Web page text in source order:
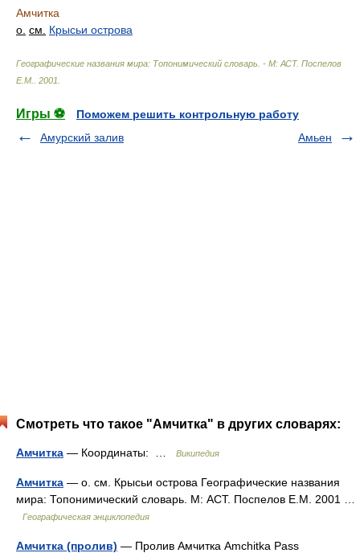
Амчитка
о. см. Крысьи острова
Географические названия мира: Топонимический словарь. - М: АСТ. Поспелов
Е.М.
2001
Игры ⚽
Поможем решить контрольную работу
Амурский залив
Амьен
Смотреть что такое "Амчитка" в других словарях:
Амчитка — Координаты: … Википедия
Амчитка — о. см. Крысьи острова Географические названия
мира: Топонимический словарь. М: АСТ. Поспелов Е.М. 2001 …
Географическая энциклопедия
Амчитка (пролив) — Пролив Амчитка Amchitka Pass